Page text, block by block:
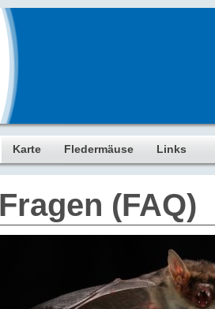
Karte Fledermäuse Links
(FAQ)